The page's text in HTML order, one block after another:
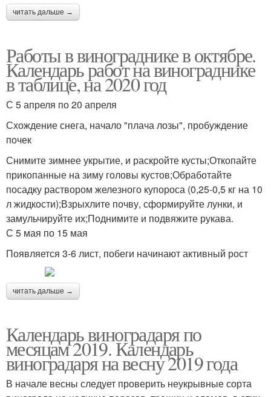
читать дальше →
Работы в винограднике в октябре.
Календарь работ на винограднике
в таблице, на 2020 год
С 5 апреля по 20 апреля
Схождение снега, начало "плача лозы", пробуждение
почек
Снимите зимнее укрытие, и раскройте кусты;Откопайте
прикопанные на зиму головы кустов;Обработайте
посадку раствором железного купороса (0,25-0,5 кг на 10
л жидкости);Взрыхлите почву, сформируйте лунки, и
замульчируйте их;Поднимите и подвяжите рукава.
С 5 мая по 15 мая
Появляется 3-6 лист, побеги начинают активный рост
читать дальше →
Календарь виноградаря по
месяцам 2019. Календарь
виноградаря на весну 2019 года
В начале весны следует проверить неукрывные сорта